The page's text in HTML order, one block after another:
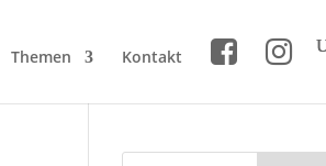
Themen Kontakt